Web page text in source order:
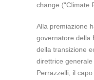
change (“Climate
Alla premiazione
governatore della
della transizione
direttrice generale
Perrazzelli, il